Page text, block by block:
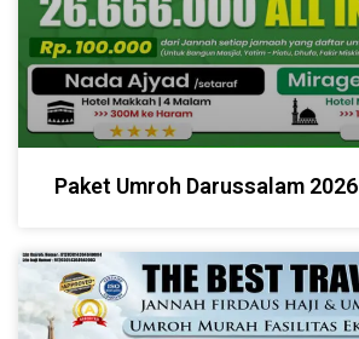
Paket Umroh Darussalam 2026